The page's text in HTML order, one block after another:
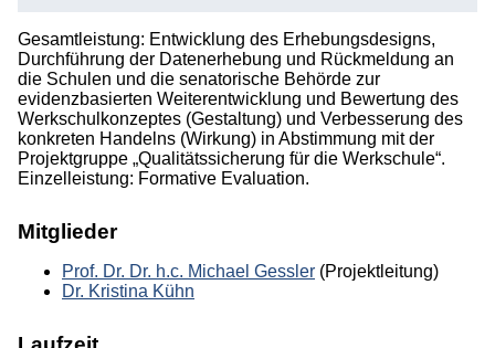
Überblick
Laufende Projekte
Abgeschlossene Projekte
Publikationen
Studium
Gesamtleistung: Entwicklung des Erhebungsdesigns,
Durchführung der Datenerhebung und Rückmeldung an
die Schulen und die senatorische Behörde zur
evidenzbasierten Weiterentwicklung und Bewertung des
Werkschulkonzeptes (Gestaltung) und Verbesserung des
konkreten Handelns (Wirkung) in Abstimmung mit der
Projektgruppe „Qualitätssicherung für die Werkschule“.
Einzelleistung: Formative Evaluation.
Mitglieder
Prof. Dr. Dr. h.c. Michael Gessler (Projektleitung)
Dr. Kristina Kühn